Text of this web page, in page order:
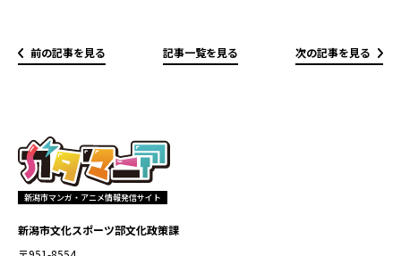
前の記事を見る 記事一覧を見る 次の記事を見る
新潟市マンガ・アニメ情報発信サイト
新潟市文化スポーツ部文化政策課